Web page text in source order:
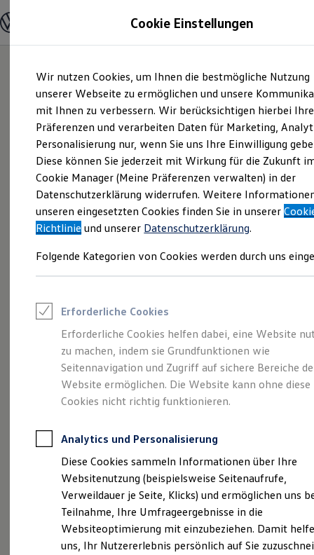
Hauptinhalt
springen
Footer
springen
Modelle und Konfigurator
Modelle vergleichen
Elektroautos
ENERGY Sondermodelle
Nutzfahrzeuge
SUV und CUV
Familienautos
Kombis
Kompaktwagen
Sportwagen
Schnell verfügbare Fahrzeuge
Angebote und Produkte
Aktuelle Angebote
E-Auto-Förderung
Volkswagen Marktplatz
Junge Gebrauchtwagen und Gebrauchtwagen
Saisonangebote
Leasing
Leasing-Angebote
Gebrauchtwagen Leasing
Junge Gebrauchtwagen-Leasing
Elektroauto Leasing
Kleinwagen-Leasing
Leasing ohne Anzahlung
Autokredit mit Schlussrate
Versicherungen und Garantien
Kfz-Versicherung
Restschuldversicherungen
Garantien
Wartungsverträge
Geschäftskunden
Professional Class bei Volkswagen
Großkunden
Behörden
Voll im Leben.
Vollelektrisch. Der
ID.3
Cookie Einstellungen
Wir nutzen Cookies, um Ihnen die bestmögliche Nutzung
unserer Webseite zu ermöglichen und unsere
mit Ihnen zu verbessern. Wir berücksichtigen hierbei Ihre
Präferenzen und verarbeiten Daten für Marketing,
Personalisierung nur, wenn Sie uns Ihre Einwilligung
Diese können Sie jederzeit mit Wirkung für die Zukunft
Cookie Manager (Meine Präferenzen verwalten) in der
Datenschutzerklärung widerrufen. Weitere
unseren eingesetzten Cookies finden Sie in unserer
Richtlinie und unserer Datenschutzerklärung.
Folgende Kategorien von Cookies werden durch uns
Erforderliche Cookies
Erforderliche Cookies helfen dabei, eine Website
zu machen, indem sie Grundfunktionen wie
Seitennavigation und Zugriff auf sichere Bereiche
Website ermöglichen. Die Website kann ohne diese
Cookies nicht richtig funktionieren.
Analytics und Personalisierung
Diese Cookies sammeln Informationen über Ihre
Websitenutzung (beispielsweise Seitenaufrufe,
Verweildauer je Seite, Klicks) und ermöglichen uns
Teilnahme, Ihre Umfrageergebnisse in die
Websiteoptimierung mit einzubeziehen. Damit
uns, Ihr Nutzererlebnis persönlich auf Sie